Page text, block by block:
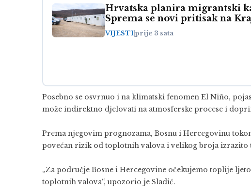
Hrvatska planira migrantski
Sprema se novi pritisak na
VIJESTIprije 3 sata
Posebno se osvrnuo i na klimatski fenomen El Niño,
može indirektno djelovati na atmosferske procese i
Prema njegovim prognozama, Bosnu i Hercegovinu
povećan rizik od toplotnih valova i velikog broja izrazito
„Za područje Bosne i Hercegovine očekujemo toplije
toplotnih valova“, upozorio je Sladić.